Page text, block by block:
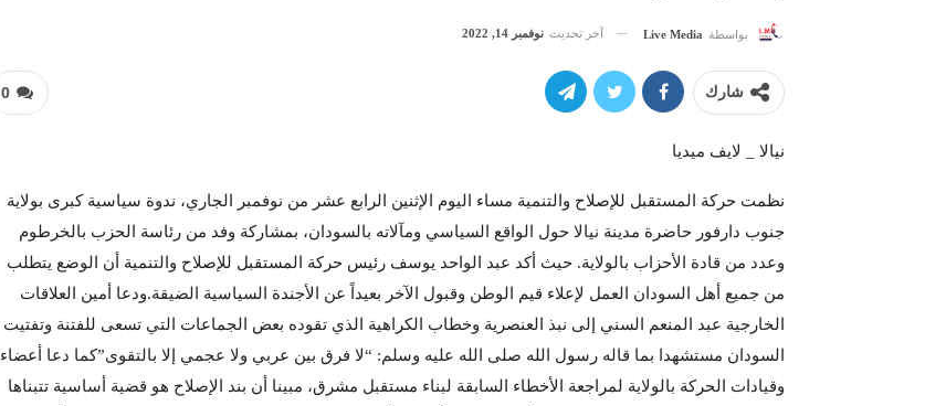
بواسطة Live Media آخر تحديث نوفمبر 14, 2022
0 شارك
نيالا _ لايف ميديا
نظمت حركة المستقبل للإصلاح والتنمية مساء اليوم الإثنين الرابع عشر من نوفمبر الجاري، ندوة سياسية كبرى بولاية
جنوب دارفور حاضرة مدينة نيالا حول الواقع السياسي ومآلاته بالسودان، بمشاركة وفد من رئاسة الحزب بالخرطوم
وعدد من قادة الأحزاب بالولاية. حيث أكد عبد الواحد يوسف رئيس حركة المستقبل للإصلاح والتنمية أن الوضع يتطلب
من جميع أهل السودان العمل لإعلاء قيم الوطن وقبول الآخر بعيداً عن الأجندة السياسية الضيقة.ودعا أمين العلاقات
الخارجية عبد المنعم السني إلى نبذ العنصرية وخطاب الكراهية الذي تقوده بعض الجماعات التي تسعى للفتنة وتفتيت
السودان مستشهدا بما قاله رسول الله صلى الله عليه وسلم: “لا فرق بين عربي ولا عجمي إلا بالتقوى”كما دعا أعضاء
وقيادات الحركة بالولاية لمراجعة الأخطاء السابقة لبناء مستقبل مشرق، مبينا أن بند الإصلاح هو قضية أساسية تتبناها